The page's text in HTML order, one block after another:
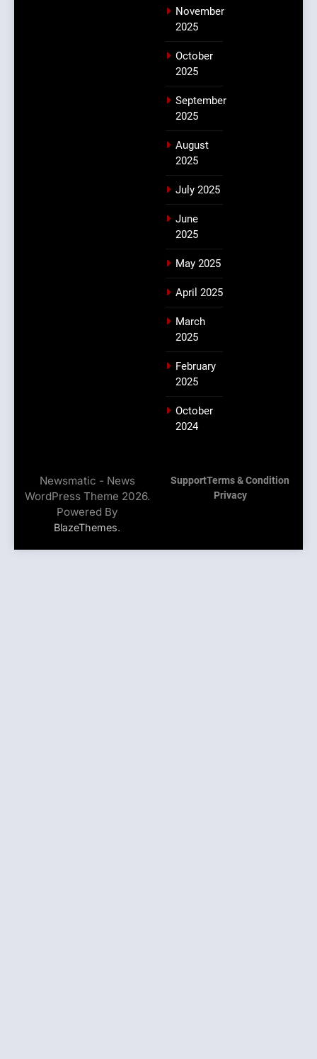
November
2025
October
2025
September
2025
August
2025
July 2025
June
2025
May 2025
April 2025
March
2025
February
2025
October
2024
Newsmatic - News
WordPress Theme 2026.
Powered By
BlazeThemes.
SupportTerms & Condition
Privacy